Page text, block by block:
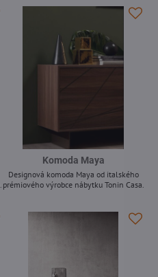
Komoda Maya
Designová komoda Maya od italského
prémiového výrobce nábytku Tonin Casa.